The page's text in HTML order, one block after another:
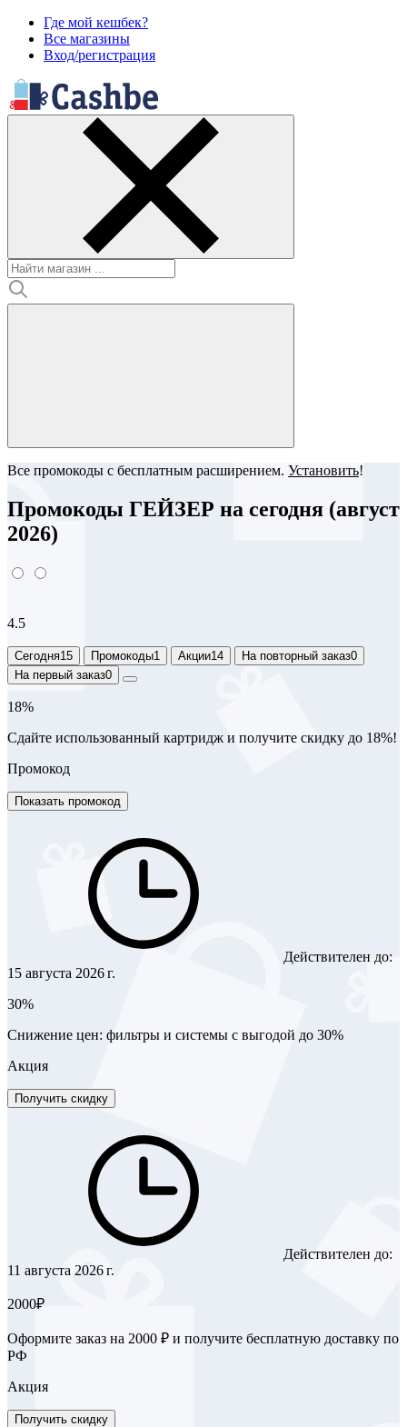
Где мой кешбек?
Все магазины
Вход/регистрация
Все промокоды с бесплатным расширением. Установить!
Промокоды ГЕЙЗЕР на сегодня (август
2026)
4.5
Сегодня15 Промокоды1 Акции14 На повторный заказ0
На первый заказ0
18%
Сдайте использованный картридж и получите скидку до 18%!
Промокод
Показать промокод
Действителен до:
15 августа 2026 г.
30%
Снижение цен: фильтры и системы с выгодой до 30%
Акция
Получить скидку
Действителен до:
11 августа 2026 г.
2000₽
Оформите заказ на 2000 ₽ и получите бесплатную доставку по
РФ
Акция
Получить скидку